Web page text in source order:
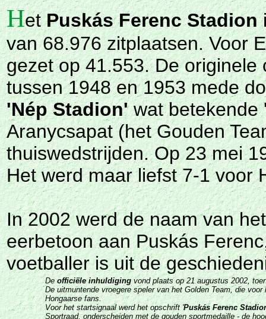
HetPuskás Ferenc Stadion
van 68.976 zitplaatsen. Voor
gezet op 41.553. De
tussen 1948 en 1953 mede
'Nép Stadion'wat betekende
Aranycsapat (het Gouden
thuiswedstrijden. Op 23 mei
Het werd maar liefst 7-1 voor
In 2002 werd de naam van
eerbetoon aan Puskás
voetballer is uit de
Deofficiële inhuldigingvond plaats op 21 augustus 2002,
De uitmuntende vroegere speler van het Golden Team, die
Hongaarse fans.
Voor het startsignaal werd het opschrift 'Puskás Ferenc
Sportraad, onderscheiden met de gouden sportmedaille - de